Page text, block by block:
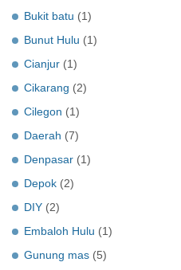
Bukit batu (1)
Bunut Hulu (1)
Cianjur (1)
Cikarang (2)
Cilegon (1)
Daerah (7)
Denpasar (1)
Depok (2)
DIY (2)
Embaloh Hulu (1)
Gunung mas (5)